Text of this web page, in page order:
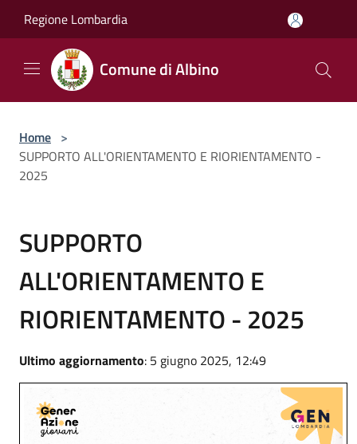
Regione Lombardia
Comune di Albino
Home >
SUPPORTO ALL'ORIENTAMENTO E RIORIENTAMENTO -
2025
SUPPORTO
ALL'ORIENTAMENTO E
RIORIENTAMENTO - 2025
Ultimo aggiornamento: 5 giugno 2025, 12:49